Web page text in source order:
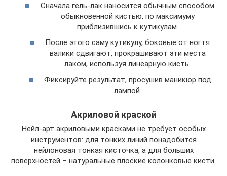
Сначала гель-лак наносится обычным способом
обыкновенной кистью, по максимуму
приблизившись к кутикулам.
После этого саму кутикулу, боковые от ногтя
валики сдвигают, прокрашивают эти места
лаком, используя линеарную кисть.
Фиксируйте результат, просушив маникюр под
лампой.
Акриловой краской
Нейл-арт акриловыми красками не требует особых
инструментов: для тонких линий понадобится
нейлоновая тонкая кисточка, а для больших
поверхностей – натуральные плоские колонковые кисти.